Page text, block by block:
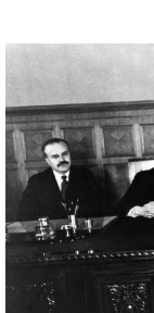
Image